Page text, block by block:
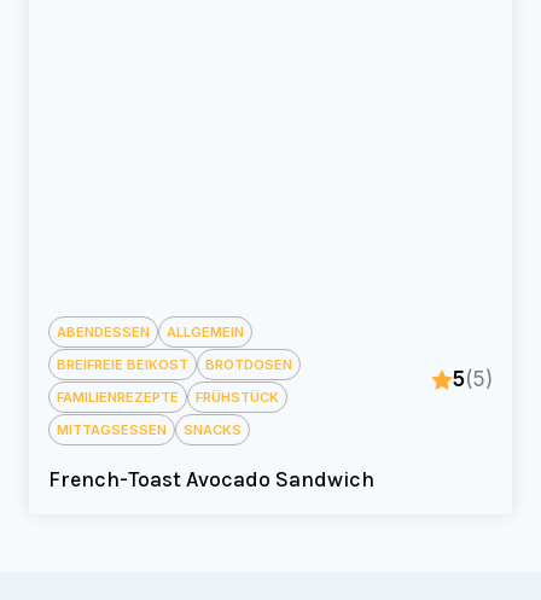
ABENDESSEN
ALLGEMEIN
BREIFREIE BEIKOST
BROTDOSEN
FAMILIENREZEPTE
FRÜHSTÜCK
MITTAGSESSEN
SNACKS
5(5)
French-Toast Avocado Sandwich